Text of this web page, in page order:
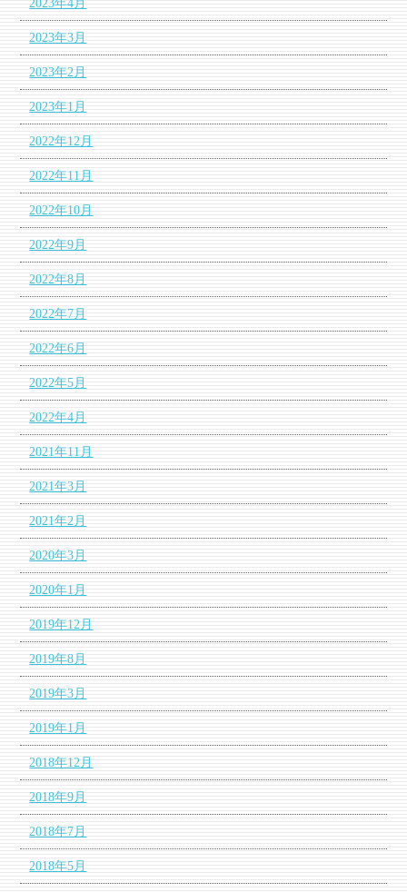
2023年4月
2023年3月
2023年2月
2023年1月
2022年12月
2022年11月
2022年10月
2022年9月
2022年8月
2022年7月
2022年6月
2022年5月
2022年4月
2021年11月
2021年3月
2021年2月
2020年3月
2020年1月
2019年12月
2019年8月
2019年3月
2019年1月
2018年12月
2018年9月
2018年7月
2018年5月